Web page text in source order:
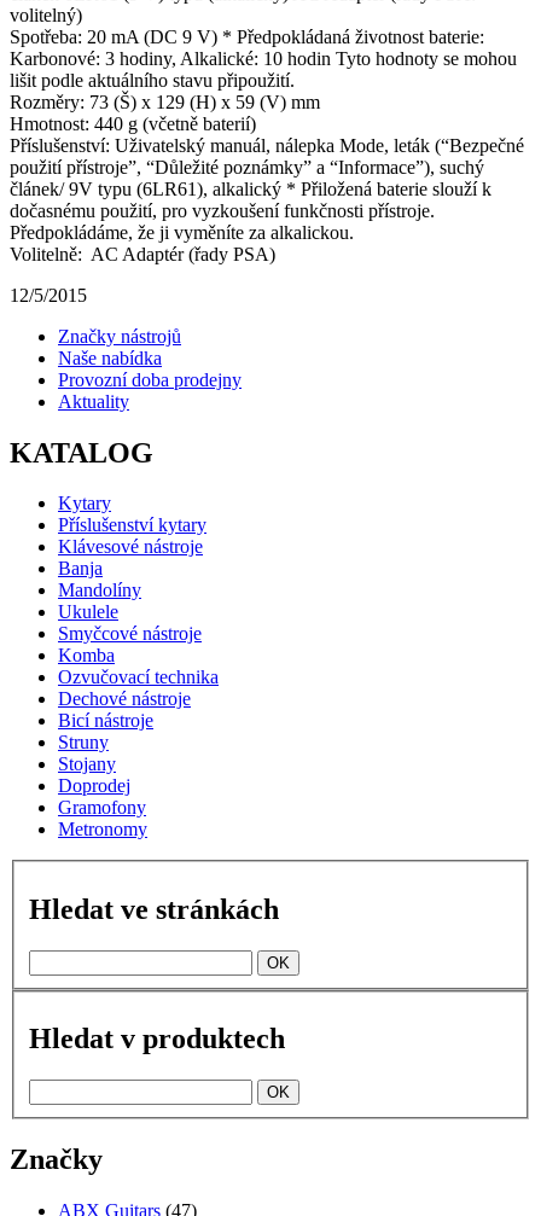
volitelný)
Spotřeba: 20 mA (DC 9 V) * Předpokládaná životnost baterie:
Karbonové: 3 hodiny, Alkalické: 10 hodin Tyto hodnoty se mohou
lišit podle aktuálního stavu připoužití.
Rozměry: 73 (Š) x 129 (H) x 59 (V) mm
Hmotnost: 440 g (včetně baterií)
Příslušenství: Uživatelský manuál, nálepka Mode, leták (“Bezpečné
použití přístroje”, “Důležité poznámky” a “Informace”), suchý
článek/ 9V typu (6LR61), alkalický * Přiložená baterie slouží k
dočasnému použití, pro vyzkoušení funkčnosti přístroje.
Předpokládáme, že ji vyměníte za alkalickou.
Volitelně: AC Adaptér (řady PSA)
12/5/2015
Značky nástrojů
Naše nabídka
Provozní doba prodejny
Aktuality
KATALOG
Kytary
Příslušenství kytary
Klávesové nástroje
Banja
Mandolíny
Ukulele
Smyčcové nástroje
Komba
Ozvučovací technika
Dechové nástroje
Bicí nástroje
Struny
Stojany
Doprodej
Gramofony
Metronomy
Hledat ve stránkách
Hledat v produktech
Značky
ABX Guitars (47)